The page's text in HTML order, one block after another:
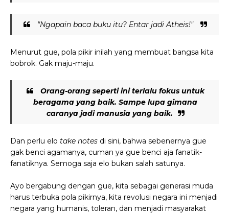
"Ngapain baca buku itu? Entar jadi Atheis!"
Menurut gue, pola pikir inilah yang membuat bangsa kita
bobrok. Gak maju-maju.
Orang-orang seperti ini terlalu fokus untuk
beragama yang baik. Sampe lupa gimana
caranya jadi manusia yang baik.
Dan perlu elo take notes di sini, bahwa sebenernya gue
gak benci agamanya, cuman ya gue benci aja fanatik-
fanatiknya. Semoga saja elo bukan salah satunya.
Ayo bergabung dengan gue, kita sebagai generasi muda
harus terbuka pola pikirnya, kita revolusi negara ini menjadi
negara yang humanis, toleran, dan menjadi masyarakat